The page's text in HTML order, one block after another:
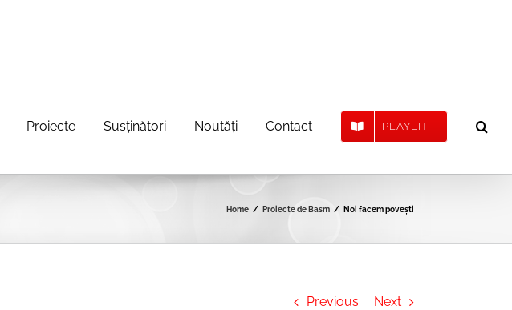
Proiecte Susținători Noutăți Contact PLAYLIT
Home Proiecte de Basm Noi facem povești
Previous Next